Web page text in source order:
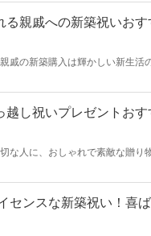
る親戚への新築祝いお
戚の新築購入は輝かしい新生
介します。好みなどを理解して
越し祝いプレゼントお
な人に、おしゃれで素敵な贈
る気の利いたプレゼントをご紹
センスな新築祝い！喜